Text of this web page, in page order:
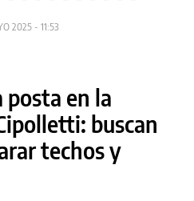
2025 - 11:53
posta en la
buscan
techos y